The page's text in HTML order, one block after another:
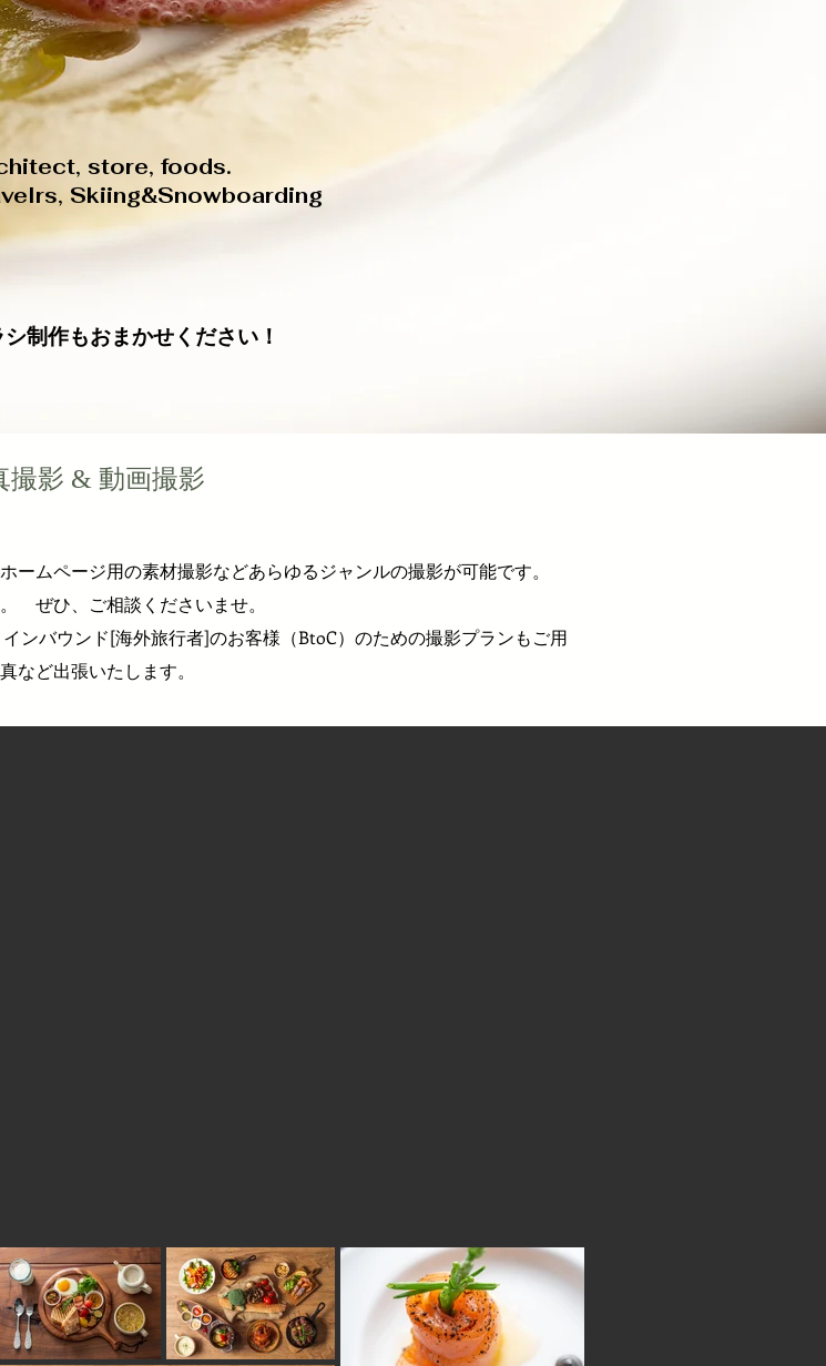
store, foods.
Skiing&Snowboarding
制作もおまかせください！
撮影 & 動画撮影
ムページ用の素材撮影などあらゆるジャンルの撮影が可能です。
ぜひ、ご相談くださいませ。
ンバウンド[海外旅行者]のお客様（BtoC）のための撮影プランもご用
など出張いたします。